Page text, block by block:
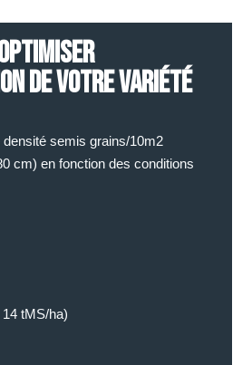
DE VOTRE VARIÉTÉ
densité semis grains/10m2
cm) en fonction des conditions
tMS/ha)